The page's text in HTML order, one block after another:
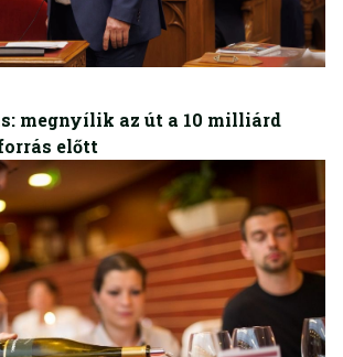
megnyílik az út a 10 milliárd
előtt